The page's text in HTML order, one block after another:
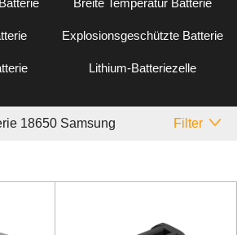
Breite Temperatur Batterie
Explosionsgeschützte Batterie
Lithium-Batteriezelle
18650 Samsung Filter